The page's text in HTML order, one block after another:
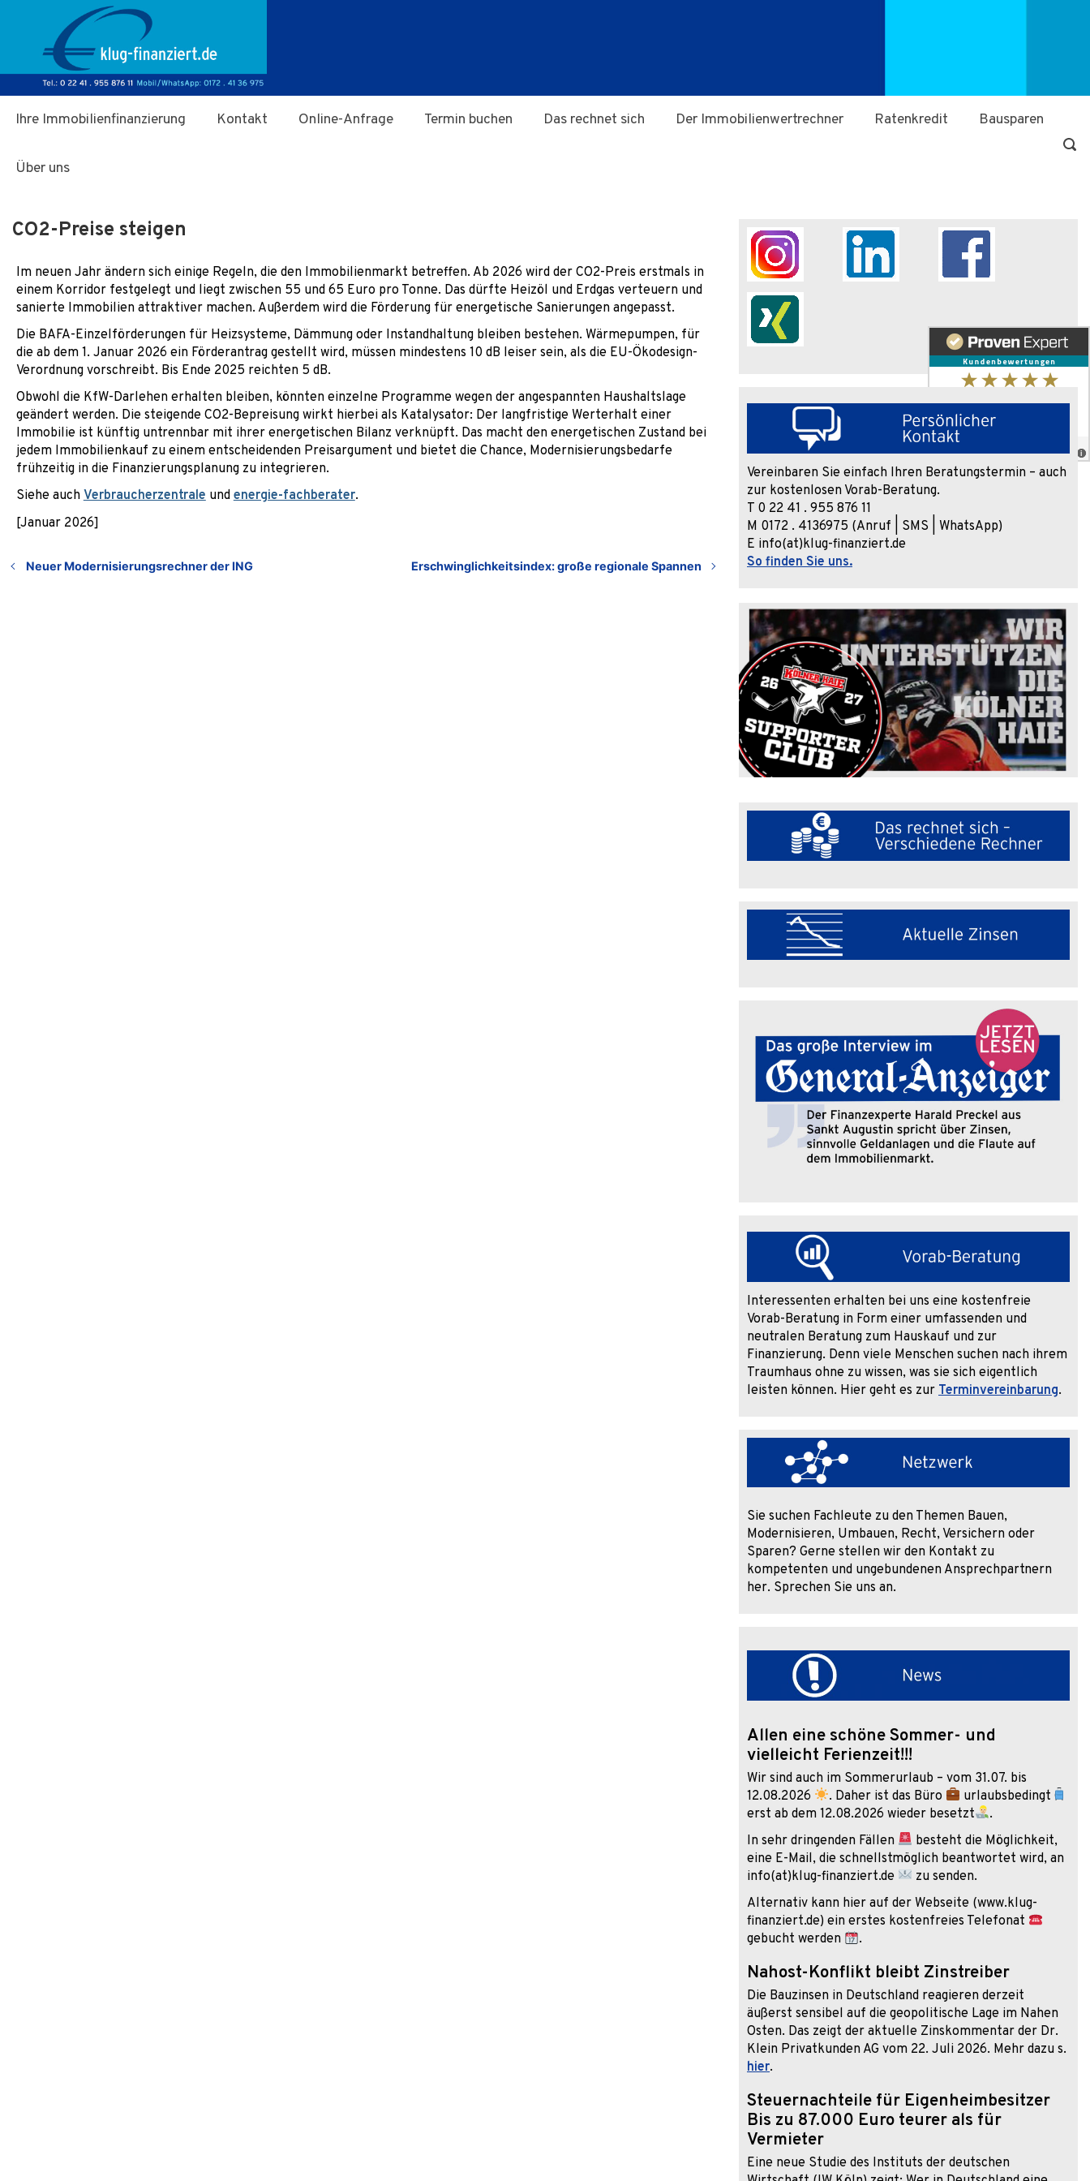
Zum Hauptinhalt springen
Ihre Immobilienfinanzierung Kontakt Online-Anfrage Termin buchen Das rechnet sich Der Immobilienwertrechner Ratenkredit Bausparen
Über uns
CO2-Preise steigen
Im neuen Jahr ändern sich einige Regeln, die den Immobilienmarkt betreffen. Ab 2026 wird der CO2-Preis erstmals in
einem Korridor festgelegt und liegt zwischen 55 und 65 Euro pro Tonne. Das dürfte Heizöl und Erdgas verteuern und
sanierte Immobilien attraktiver machen. Außerdem wird die Förderung für energetische Sanierungen angepasst.
Die BAFA-Einzelförderungen für Heizsysteme, Dämmung oder Instandhaltung bleiben bestehen. Wärmepumpen, für
die ab dem 1. Januar 2026 ein Förderantrag gestellt wird, müssen mindestens 10 dB leiser sein, als die EU-Ökodesign-
Verordnung vorschreibt. Bis Ende 2025 reichten 5 dB.
Obwohl die KfW-Darlehen erhalten bleiben, könnten einzelne Programme wegen der angespannten Haushaltslage
geändert werden. Die steigende CO2-Bepreisung wirkt hierbei als Katalysator: Der langfristige Werterhalt einer
Immobilie ist künftig untrennbar mit ihrer energetischen Bilanz verknüpft. Das macht den energetischen Zustand bei
jedem Immobilienkauf zu einem entscheidenden Preisargument und bietet die Chance, Modernisierungsbedarfe
frühzeitig in die Finanzierungsplanung zu integrieren.
Siehe auchVerbraucherzentraleundenergie-fachberater.
[Januar 2026]
Neuer Modernisierungsrechner der ING Erschwinglichkeitsindex: große regionale Spannen
Vereinbaren Sie einfach Ihren Beratungstermin – auch
zur kostenlosen Vorab-Beratung.
T 0 22 41 . 955 876 11
M 0172 . 4136975 (Anruf | SMS | WhatsApp)
E info(at)klug-finanziert.de
So finden Sie uns.
Interessenten erhalten bei uns eine kostenfreie
Vorab-Beratung in Form einer umfassenden und
neutralen Beratung zum Hauskauf und zur
Finanzierung. Denn viele Menschen suchen nach ihrem
Traumhaus ohne zu wissen, was sie sich eigentlich
leisten können. Hier geht es zur Terminvereinbarung.
Sie suchen Fachleute zu den Themen Bauen,
Modernisieren, Umbauen, Recht, Versichern oder
Sparen? Gerne stellen wir den Kontakt zu
kompetenten und ungebundenen Ansprechpartnern
her. Sprechen Sie uns an.
Allen eine schöne Sommer- und
vielleicht Ferienzeit!!!
Wir sind auch im Sommerurlaub – vom 31.07. bis
12.08.2026
. Daher ist das Büro
urlaubsbedingt
erst ab dem 12.08.2026 wieder besetzt
.
In sehr dringenden Fällen
besteht die Möglichkeit,
eine E-Mail, die schnellstmöglich beantwortet wird, an
info(at)klug-finanziert.de
zu senden.
Alternativ kann hier auf der Webseite (www.klug-
finanziert.de) ein erstes kostenfreies Telefonat
gebucht werden
.
Nahost-Konflikt bleibt Zinstreiber
Die Bauzinsen in Deutschland reagieren derzeit
äußerst sensibel auf die geopolitische Lage im Nahen
Osten. Das zeigt der aktuelle Zinskommentar der Dr.
Klein Privatkunden AG vom 22. Juli 2026. Mehr dazu s.
hier.
Steuernachteile für Eigenheimbesitzer
Bis zu 87.000 Euro teurer als für
Vermieter
Eine neue Studie des Instituts der deutschen